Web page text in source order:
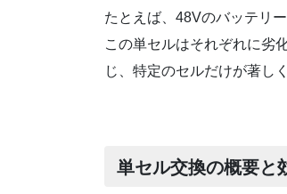
たとえば、48Vのバッテリ
この単セルはそれぞれに劣
じ、特定のセルだけが著し
単セル交換の概要と